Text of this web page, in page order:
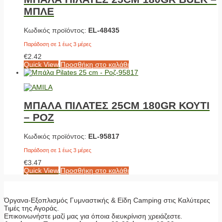
ΜΠΛΕ
Κωδικός προϊόντος: EL-48435
Παράδοση σε 1 έως 3 μέρες
€2.42
Quick View Προσθήκη στο καλάθι
ΜΠΑΛΑ ΠΙΛΑΤΕΣ 25CM 180GR ΚΟΥΤΙ
– ΡΟΖ
Κωδικός προϊόντος: EL-95817
Παράδοση σε 1 έως 3 μέρες
€3.47
Quick View Προσθήκη στο καλάθι
Όργανα-Εξοπλισμός Γυμναστικής & Είδη Camping στις Καλύτερες
Τιμές της Αγοράς.
Επικοινωνήστε μαζί μας για όποια διευκρίνιση χρειάζεστε.